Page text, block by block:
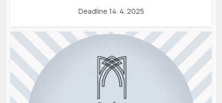
Deadline 14. 4. 2025